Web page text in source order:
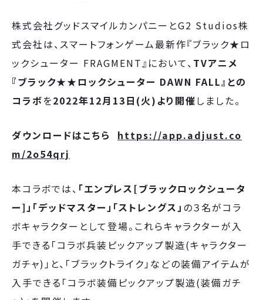
株式会社グッドスマイルカンパニーとG2 Studios株
式会社は、スマートフォンゲーム最新作『ブラック★ロ
ックシューター FRAGMENT』において、 TVアニメ
『ブラック★★ロックシューター DAWN FALL』との
コラボを2022年12月13日(火)より開催しました。
ダウンロードはこちら
https://app.adjust.co
m/2o54qrj
本コラボでは、 「エンプレス[ブラックロックシュータ
ー]」「デッドマスター」「ストレングス」 の３名がコラ
ボキャラクターとして登場。これらキャラクターが入
手できる「コラボ兵装ピックアップ製造(キャラクター
ガチャ)」と、「ブラックトライク」などの装備アイテムが
入手できる「コラボ装備ピックアップ製造(装備ガチ